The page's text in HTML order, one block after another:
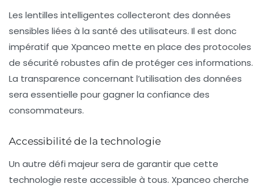
Les lentilles intelligentes collecteront des données
sensibles liées à la santé des utilisateurs. Il est donc
impératif que Xpanceo mette en place des protocoles
de sécurité robustes afin de protéger ces informations.
La transparence concernant l’utilisation des données
sera essentielle pour gagner la confiance des
consommateurs.
Accessibilité de la technologie
Un autre défi majeur sera de garantir que cette
technologie reste accessible à tous. Xpanceo cherche